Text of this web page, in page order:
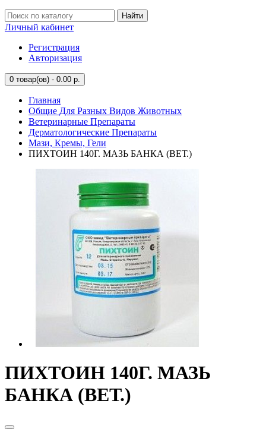
Найти
Личный кабинет
Регистрация
Авторизация
0 товар(ов) - 0.00 р.
Главная
Общие Для Разных Видов Животных
Ветеринарные Препараты
Дерматологические Препараты
Мази, Кремы, Гели
ПИХТОИН 140Г. МАЗЬ БАНКА (ВЕТ.)
ПИХТОИН 140Г. МАЗЬ
БАНКА (ВЕТ.)